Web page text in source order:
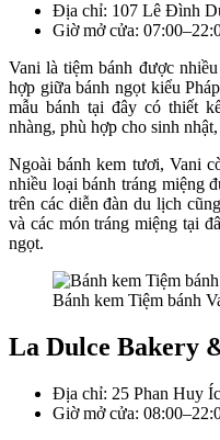
Địa chỉ: 107 Lê Đình
Giờ mở cửa:
Vani là tiệm bánh được
hợp giữa bánh ngọt kiểu
mẫu bánh tại đây có thiết
nhàng, phù hợp cho sinh
Ngoài bánh kem tươi, Vani
nhiều loại bánh tráng miệng
trên các diễn đàn du lịch
và các món tráng miệng tại
ngọt.
Bánh kem Tiệm bánh
La Dulce Bakery
Địa chỉ: 25 Phan Huy
Giờ mở cửa: